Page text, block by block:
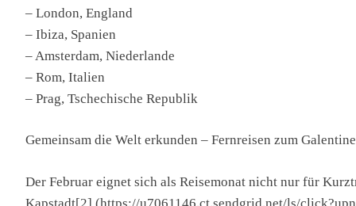
– London, England
– Ibiza, Spanien
– Amsterdam, Niederlande
– Rom, Italien
– Prag, Tschechische Republik
Gemeinsam die Welt erkunden – Fernreisen zum
Der Februar eignet sich als Reisemonat nicht nur für
Kapstadt[2] (https://u7061146.ct.sendgrid.net/ls/